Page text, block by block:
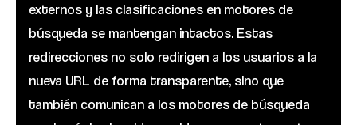
externos y las clasificaciones en motores de
búsqueda se mantengan intactos. Estas
redirecciones no solo redirigen a los usuarios a la
nueva URL de forma transparente, sino que
también comunican a los motores de búsqueda